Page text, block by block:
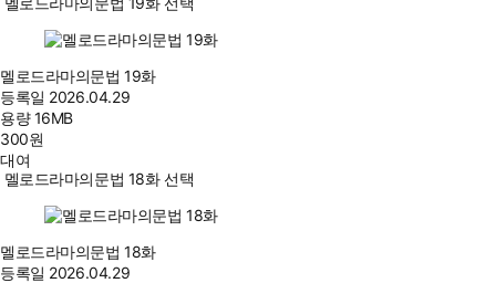
멜로드라마의문법 19화
등록일 2026.04.29
용량16MB
300원
대여
멜로드라마의문법 18화 선택
멜로드라마의문법 18화
등록일 2026.04.29